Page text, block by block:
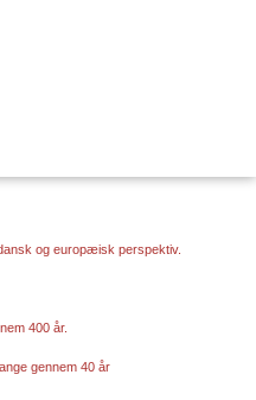
og europæisk perspektiv.
400 år.
gennem 40 år